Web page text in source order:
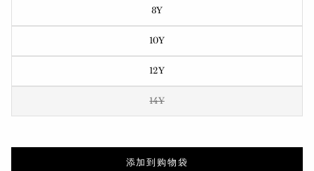
8Y
10Y
12Y
14Y
添加到购物袋